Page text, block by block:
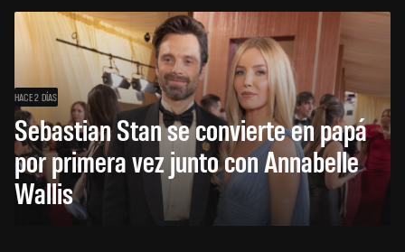
HACE 2 DÍAS
Sebastian Stan se convierte en papá
por primera vez junto con Annabelle
Wallis